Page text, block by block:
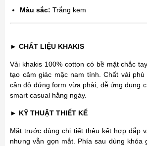
Màu sắc: Trắng kem
► CHẤT LIỆU KHAKIS
Vải khakis 100% cotton có bề mặt chắc
tạo cảm giác mặc nam tính. Chất vải
cần độ đứng form vừa phải, dễ ứng dụng
smart casual hằng ngày.
► KỸ THUẬT THIẾT KẾ
Mặt trước dùng chi tiết thêu kết hợp đắp
nhưng vẫn gọn mắt. Phía sau dùng khóa